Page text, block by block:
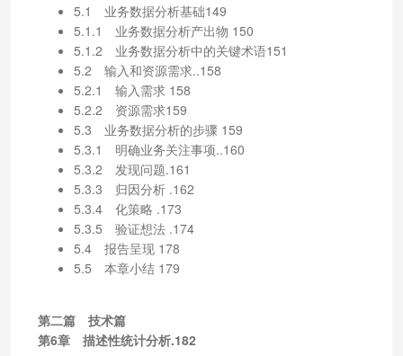
5.1 业务数据分析基础149
5.1.1 业务数据分析产出物 150
5.1.2 业务数据分析中的关键术语151
5.2 输入和资源需求..158
5.2.1 输入需求 158
5.2.2 资源需求159
5.3 业务数据分析的步骤 159
5.3.1 明确业务关注事项..160
5.3.2 发现问题.161
5.3.3 归因分析 .162
5.3.4 化策略 .173
5.3.5 验证想法 .174
5.4 报告呈现 178
5.5 本章小结 179
第二篇 技术篇
第6章 描述性统计分析.182